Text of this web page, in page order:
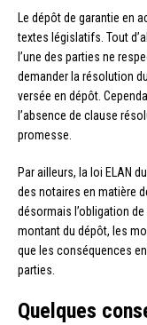
Le dépôt de garantie en
textes législatifs. Tout
l’une des parties ne
demander la résolution
versée en dépôt.
l’absence de clause
promesse.
Par ailleurs, la loi ELAN
des notaires en matière
désormais l’obligation de
montant du dépôt, les
que les conséquences
parties.
Quelques